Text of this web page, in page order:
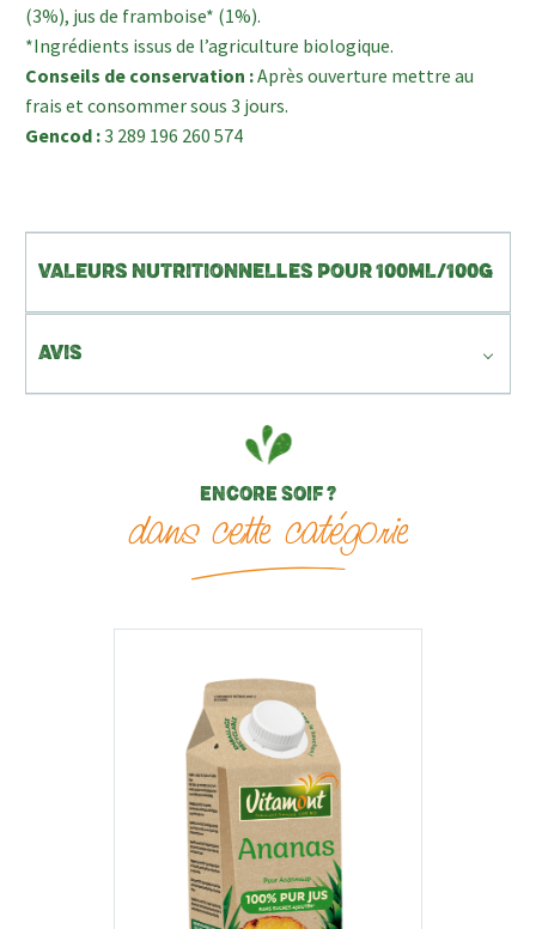
ENCORE SOIF ?
dans cette catégorie
(3%), jus de framboise* (1%).
*Ingrédients issus de l’agriculture biologique.
Conseils de conservation :Après ouverture mettre au
frais et consommer sous 3 jours.
Gencod :3 289 196 260 574
VALEURS NUTRITIONNELLES POUR 100ML/100G
AVIS